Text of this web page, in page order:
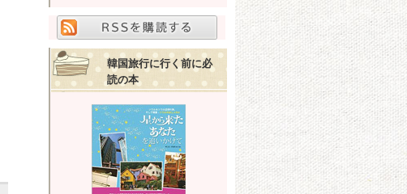
韓国旅行に行く前に必
読の本